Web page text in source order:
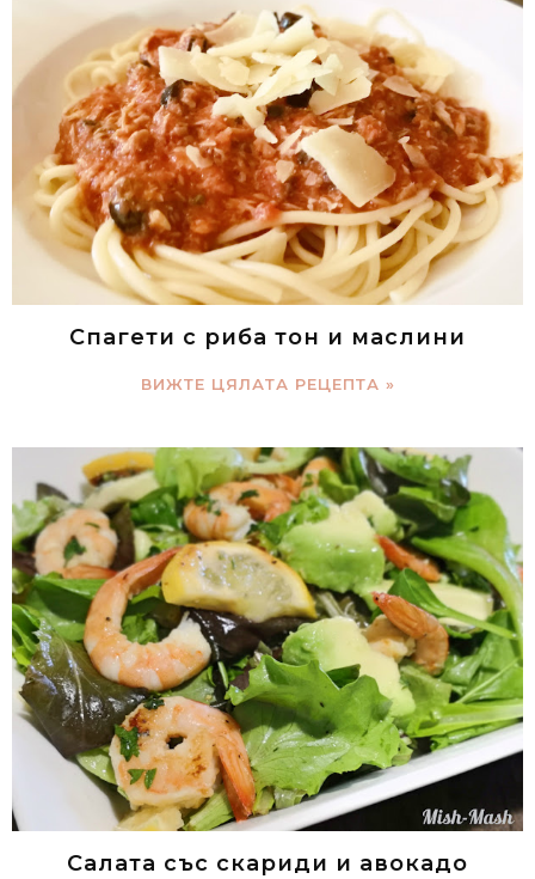
Спагети с риба тон и маслини
ВИЖТЕ ЦЯЛАТА РЕЦЕПТА »
Салата със скариди и авокадо